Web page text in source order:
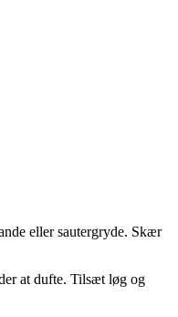
eller sautergryde. Skær
at dufte. Tilsæt løg og